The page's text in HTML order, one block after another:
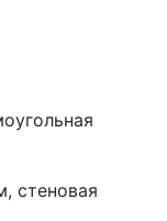
стеновая